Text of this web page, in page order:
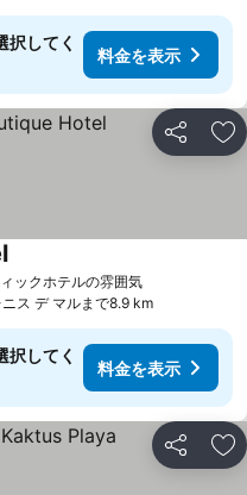
択してく
料金を表示
シェア お
ックホテルの雰囲気料金を表示
料金を表示
ス デ マルまで8.9 km
択してく
料金を表示
シェア お